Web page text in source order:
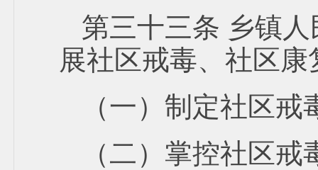
第三十三条 乡镇
展社区戒毒、社区
（一）制定社区
（二）掌控社区